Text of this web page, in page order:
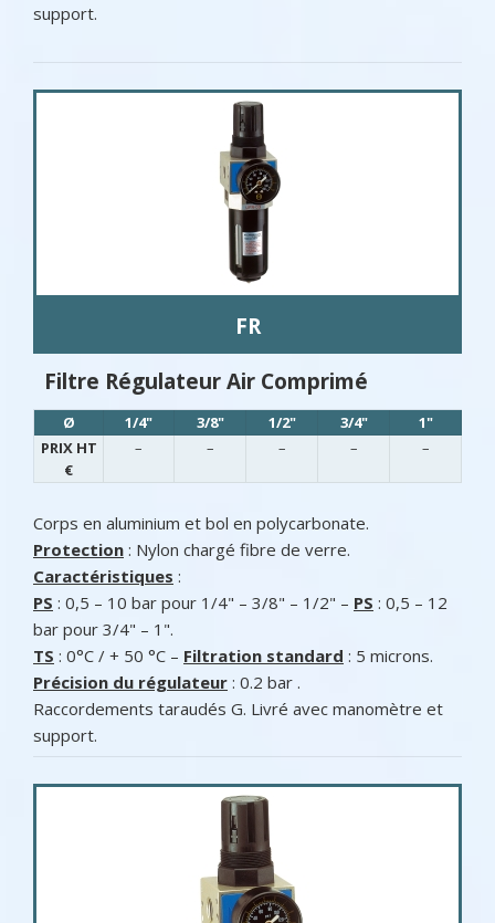
support.
FR
Filtre Régulateur Air Comprimé
Ø 1/4" 3/8" 1/2" 3/4"
1"
PRIX HT
€
– – – – –
Corps en aluminium et bol en polycarbonate.
Protection : Nylon chargé fibre de verre.
Caractéristiques :
PS : 0,5 – 10 bar pour 1/4" – 3/8" – 1/2" – PS : 0,5 – 12
bar pour 3/4" – 1".
TS : 0°C / + 50 °C – Filtration standard : 5 microns.
Précision du régulateur : 0.2 bar .
Raccordements taraudés G. Livré avec manomètre et
support.